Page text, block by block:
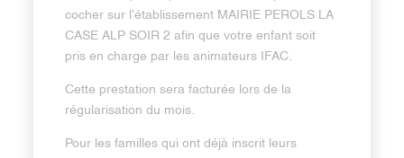
cocher sur l’établissement MAIRIE PEROLS LA
CASE ALP SOIR 2 afin que votre enfant soit
pris en charge par les animateurs IFAC.
Cette prestation sera facturée lors de la
régularisation du mois.
Pour les familles qui ont déjà inscrit leurs